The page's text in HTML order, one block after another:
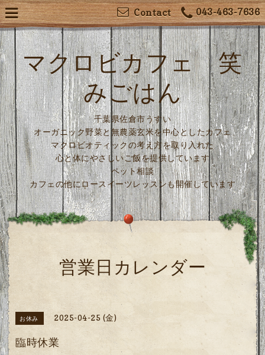
043-463-7636
Contact
マクロビカフェ 笑
みごはん
千葉県佐倉市うすい
オーガニック野菜と無農薬玄米を中心としたカフェ
マクロビオティックの考え方を取り入れた
心と体にやさしいご飯を提供しています
ペット相談
カフェの他にロースイーツレッスンも開催しています
営業日カレンダー
お休み 2025-04-25 (金)
臨時休業